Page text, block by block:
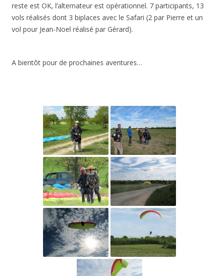
reste est OK, l’alternateur est opérationnel. 7 participants, 13
vols réalisés dont 3 biplaces avec le Safari (2 par Pierre et un
vol pour Jean-Noel réalisé par Gérard).
A bientôt pour de prochaines aventures…